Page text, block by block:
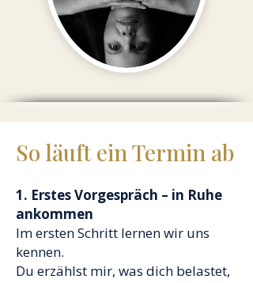
So läuft ein Termin ab
1. Erstes Vorgespräch – in Ruhe
ankommen
Im ersten Schritt lernen wir uns
kennen.
Du erzählst mir, was dich belastet,